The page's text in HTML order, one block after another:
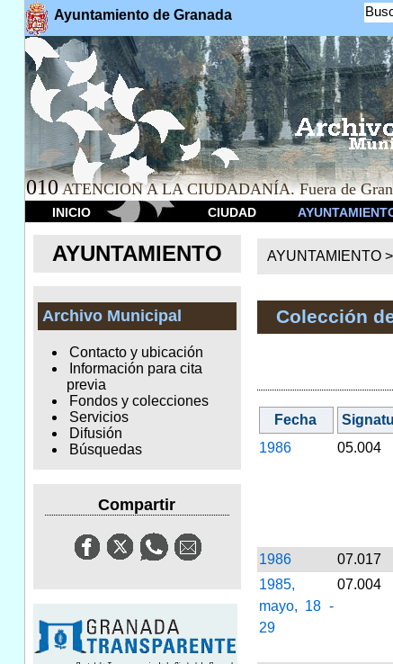
Ayuntamiento de Granada
010 ATENCION A LA CIUDADANÍA. Fuera de
INICIO CIUDAD
AYUNTAMIENTO
Archivo Municipal
Contacto y ubicación
Información para cita
previa
Fondos y colecciones
Servicios
Difusión
Búsquedas
Compartir
AYUNTAMIENTO
Colección
Fecha
1986
05.004
1986
07.017
1985,
mayo, 18 -
29
07.004